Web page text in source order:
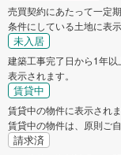
売買契約にあたって一定
条件にしている土地に表示
未入居
建築工事完了日から1年
表示されます。
賃貸中
賃貸中の物件に表示されま
賃貸中の物件は、原則ご
請求済